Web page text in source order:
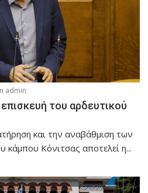
admin
του αρδευτικού
και την αναβάθμιση των
Κόνιτσας αποτελεί η...